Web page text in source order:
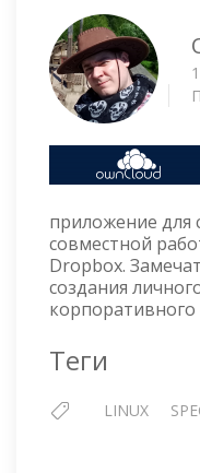
приложение для
совместной
Dropbox.
создания
Теги
LINUX